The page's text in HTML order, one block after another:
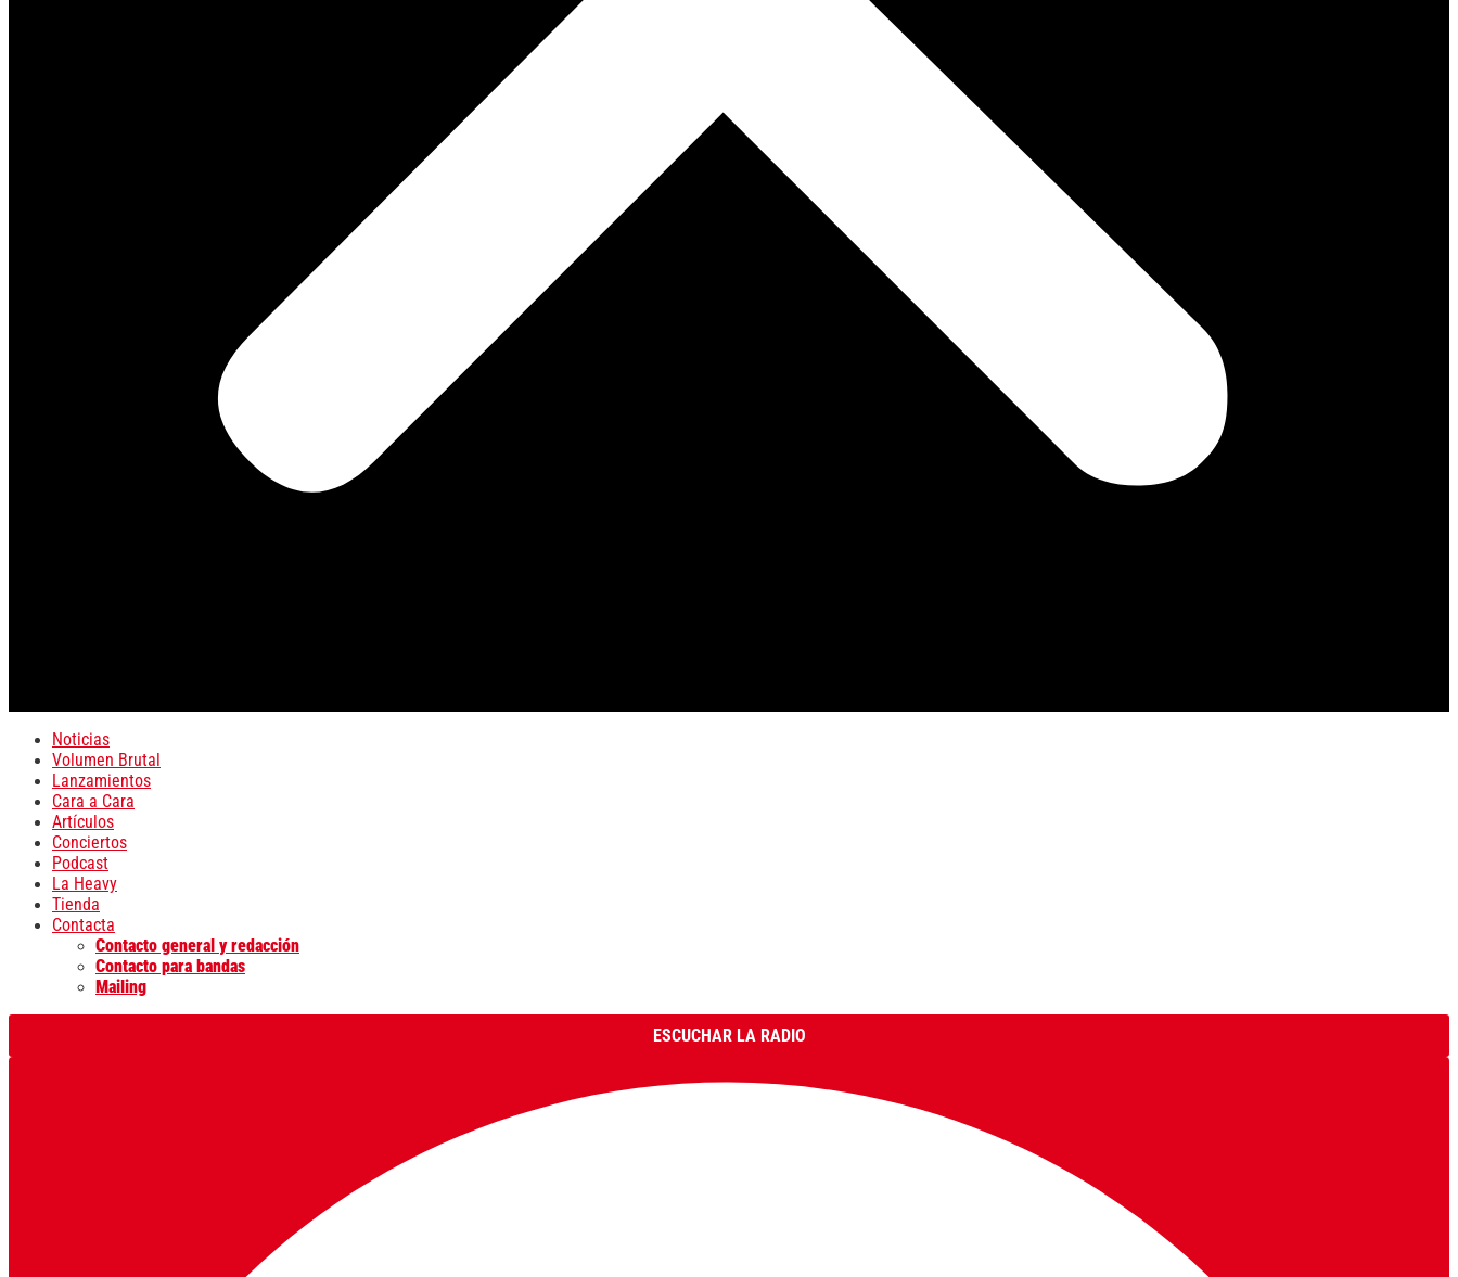
Noticias
Volumen Brutal
Lanzamientos
Cara a Cara
Artículos
Conciertos
Podcast
La Heavy
Tienda
Contacta
Contacto general y redacción
Contacto para bandas
Mailing
ESCUCHAR LA RADIO